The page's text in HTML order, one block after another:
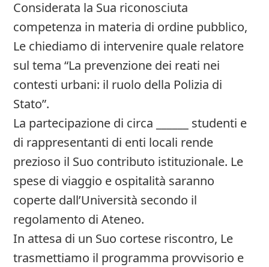
Considerata la Sua riconosciuta
competenza in materia di ordine pubblico,
Le chiediamo di intervenire quale relatore
sul tema “La prevenzione dei reati nei
contesti urbani: il ruolo della Polizia di
Stato”.
La partecipazione di circa ______ studenti e
di rappresentanti di enti locali rende
prezioso il Suo contributo istituzionale. Le
spese di viaggio e ospitalità saranno
coperte dall’Università secondo il
regolamento di Ateneo.
In attesa di un Suo cortese riscontro, Le
trasmettiamo il programma provvisorio e